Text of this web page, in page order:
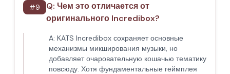
#9 Q: Чем это отличается от
оригинального Incredibox?
A: KATS Incredibox сохраняет основные
механизмы микширования музыки, но
добавляет очаровательную кошачью тематику
повсюду. Хотя фундаментальные геймплея